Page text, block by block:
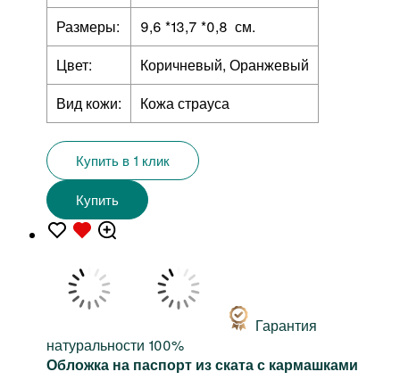
Размеры:
9,6 *13,7 *0,8 см.
Цвет:
Коричневый, Оранжевый
Вид кожи:
Кожа страуса
Купить в 1 клик
Купить
Гарантия
натуральности 100%
Обложка на паспорт из ската с кармашками